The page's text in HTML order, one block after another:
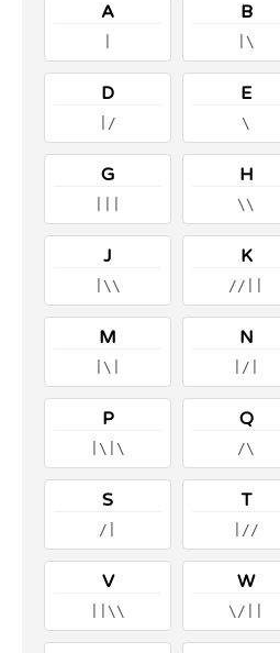
A B
|\
D
|/
E
\
G H
\\
J
|\\
K
//||
M
|\|
N
|/|
P
|\|\
Q
/\
S
/|
T
|//
V
||\\
W
\/||